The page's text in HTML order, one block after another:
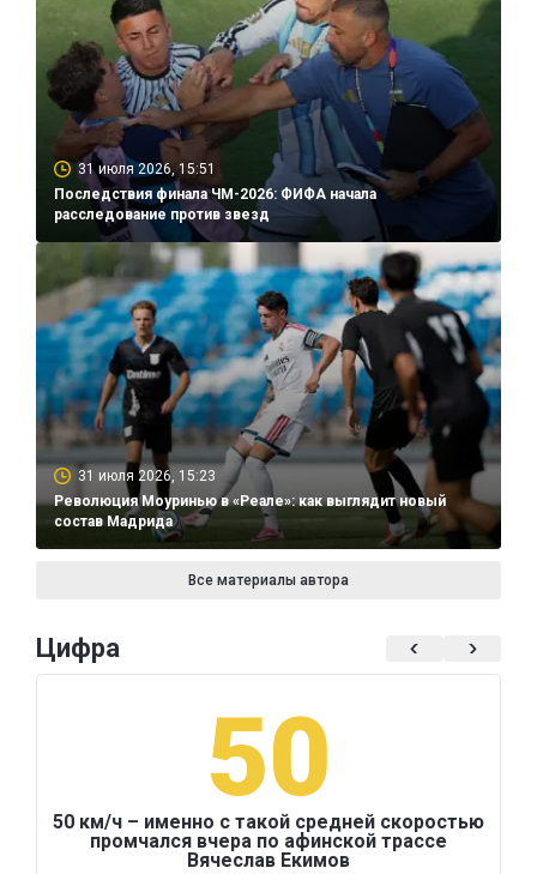
31 июля 2026, 15:51
Последствия финала ЧМ-2026: ФИФА начала
расследование против звезд
31 июля 2026, 15:23
Революция Моуринью в «Реале»: как выглядит новый
состав Мадрида
Все материалы автора
Цифра
50
50 км/ч – именно с такой средней скоростью
промчался вчера по афинской трассе
Вячеслав Екимов